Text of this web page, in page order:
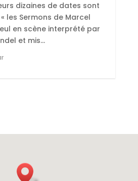
dizaines de dates sont
les Sermons de Marcel
en scène interprété par
et mis...